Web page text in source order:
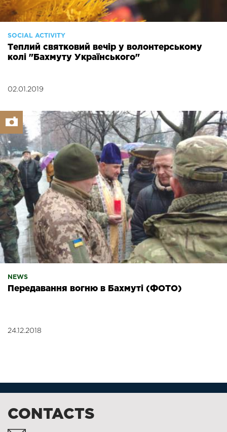
SOCIAL ACTIVITY
Теплий святковий вечір у волонтерському
колі "Бахмуту Українського"
02.01.2019
NEWS
Передавання вогню в Бахмуті (ФОТО)
24.12.2018
CONTACTS